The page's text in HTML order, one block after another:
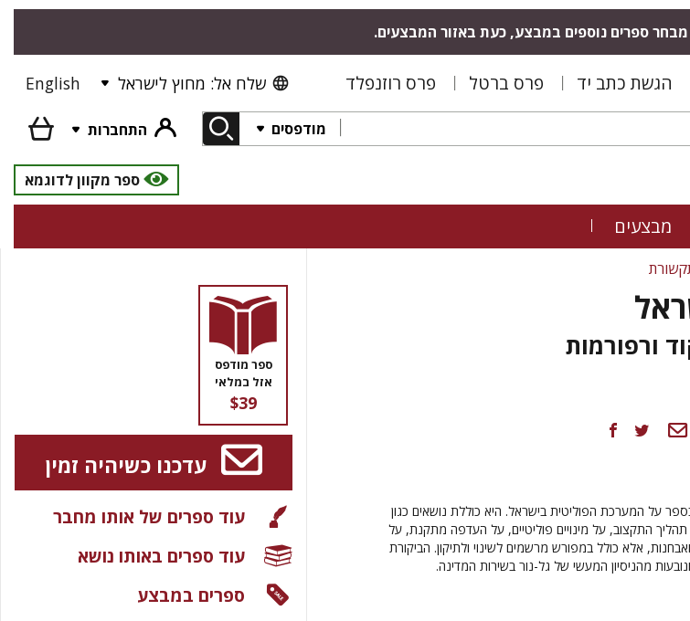
ספרים נוספים במבצע, כעת באזור המבצעים.
הגשת כתב יד פרס ברטל פרס רוזנפלד שלח אל: מחוץ לישראל English
מודפסים
התחברות
ספר מקוון לדוגמא
מבצעים
ורפורמות
על המערכת הפוליטית בישראל. היא כוללת נושאים כגון
התקצוב, על מינויים פוליטיים, על העדפה מתקנת, על
אלא כולל במפורש מרשמים לשינוי ולתיקון. הביקורת
מהניסיון המעשי של גל-נור בשירות המדינה.
ספר מודפס
אזל במלאי
$39
עדכנו כשיהיה זמין
עוד ספרים של אותו מחבר
עוד ספרים באותו נושא
ספרים במבצע